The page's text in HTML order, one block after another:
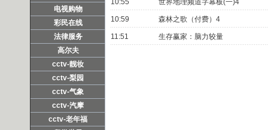
电视购物
彩民在线
法律服务
高尔夫
cctv-靓妆
cctv-梨园
cctv-气象
cctv-汽摩
cctv-老年福
10:59 森林之歌（付费）4
11:51 生存赢家：脑力较量